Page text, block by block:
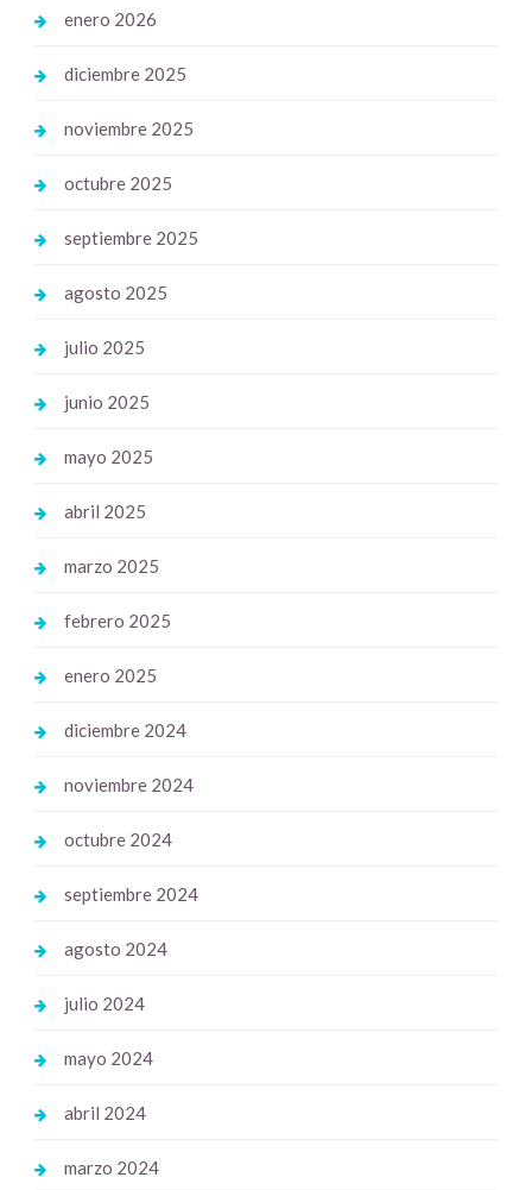
enero 2026
diciembre 2025
noviembre 2025
octubre 2025
septiembre 2025
agosto 2025
julio 2025
junio 2025
mayo 2025
abril 2025
marzo 2025
febrero 2025
enero 2025
diciembre 2024
noviembre 2024
octubre 2024
septiembre 2024
agosto 2024
julio 2024
mayo 2024
abril 2024
marzo 2024